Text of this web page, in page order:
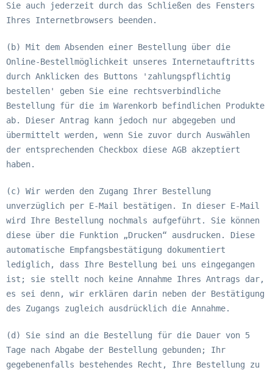
Sie auch jederzeit durch das Schließen des Fensters
Ihres Internetbrowsers beenden.
(b) Mit dem Absenden einer Bestellung über die
Online-Bestellmöglichkeit unseres Internetauftritts
durch Anklicken des Buttons 'zahlungspflichtig
bestellen' geben Sie eine rechtsverbindliche
Bestellung für die im Warenkorb befindlichen Produkte
ab. Dieser Antrag kann jedoch nur abgegeben und
übermittelt werden, wenn Sie zuvor durch Auswählen
der entsprechenden Checkbox diese AGB akzeptiert
haben.
(c) Wir werden den Zugang Ihrer Bestellung
unverzüglich per E-Mail bestätigen. In dieser E-Mail
wird Ihre Bestellung nochmals aufgeführt. Sie können
diese über die Funktion „Drucken“ ausdrucken. Diese
automatische Empfangsbestätigung dokumentiert
lediglich, dass Ihre Bestellung bei uns eingegangen
ist; sie stellt noch keine Annahme Ihres Antrags dar,
es sei denn, wir erklären darin neben der Bestätigung
des Zugangs zugleich ausdrücklich die Annahme.
(d) Sie sind an die Bestellung für die Dauer von 5
Tage nach Abgabe der Bestellung gebunden; Ihr
gegebenenfalls bestehendes Recht, Ihre Bestellung zu